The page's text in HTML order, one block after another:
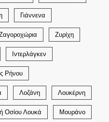
Γιάννενα
Ζυρίχη
Ιντερλάγκεν
Ρήνου
Λοζάνη Λουκέρνη
Οσίου Λουκά Μουράνο